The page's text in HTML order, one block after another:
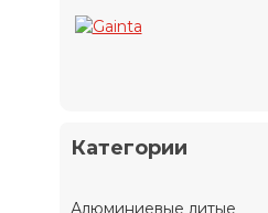
Категории
Алюминиевые литые